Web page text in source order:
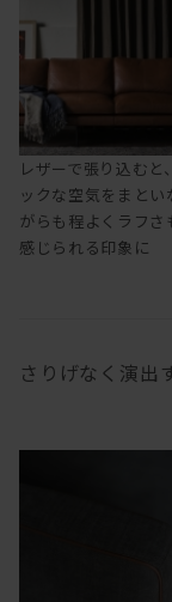
レザーで張り込むと
ックな空気をまとい
がらも程よくラフさ
感じられる印象に
さりげなく演出